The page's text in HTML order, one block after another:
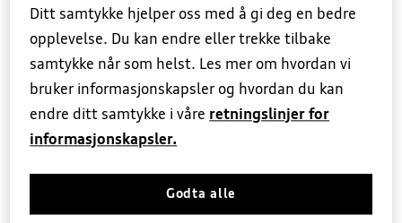
Små produkter som gjør stor
forskjell
Frostbeskytter ladekontakt Audi
Hindrer is og snø i å blokkere
ladeporten og sikrer problemfri lading i
Nå kr 199
Ditt samtykke hjelper oss med å gi deg en bedre
opplevelse. Du kan endre eller trekke tilbake
samtykke når som helst. Les mer om hvordan vi
bruker informasjonskapsler og hvordan du kan
endre ditt samtykke i våre retningslinjer for
informasjonskapsler.
Godta alle